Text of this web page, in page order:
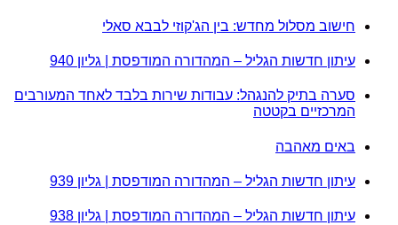
חישוב מסלול מחדש: בין הג'קוזי לבבא סאלי
עיתון חדשות הגליל – המהדורה המודפסת | גליון 940
סערה בתיק להנגהל: עבודות שירות בלבד לאחד המעורבים
המרכזיים בקטטה
באים מאהבה
עיתון חדשות הגליל – המהדורה המודפסת | גליון 939
עיתון חדשות הגליל – המהדורה המודפסת | גליון 938